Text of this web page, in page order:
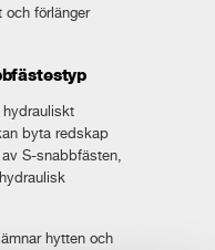
förlänger
hydrauliskt
byta redskap
S-snabbfästen,
hytten och